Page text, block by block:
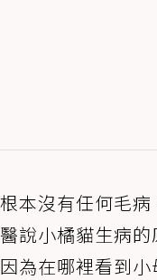
本沒有任何毛
說小橘貓生病
為在哪裡看到